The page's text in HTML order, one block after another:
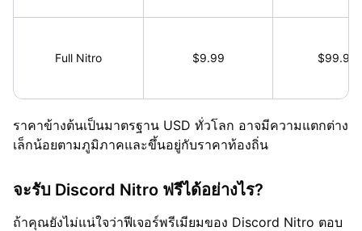
Full Nitro $9.99 $99.99
ราคาข้างต้นเป็นมาตรฐาน USD ทั่วโลก อาจมีความแตกต่าง
เล็กน้อยตามภูมิภาคและขึ้นอยู่กับราคาท้องถิ่น
จะรับ Discord Nitro ฟรีได้อย่างไร?
ถ้าคุณยังไม่แน่ใจว่าฟีเจอร์พรีเมียมของ Discord Nitro ตอบ